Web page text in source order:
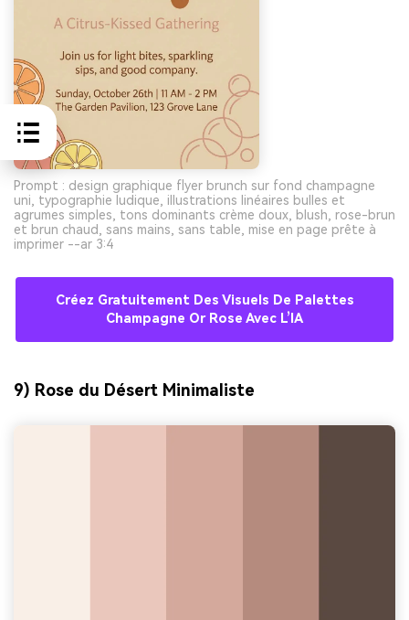
Prompt : design graphique flyer brunch sur fond champagne
uni, typographie ludique, illustrations linéaires bulles et
agrumes simples, tons dominants crème doux, blush, rose-brun
et brun chaud, sans mains, sans table, mise en page prête à
imprimer --ar 3:4
Créez Gratuitement Des Visuels De Palettes
Champagne Or Rose Avec L’IA
9) Rose du Désert Minimaliste